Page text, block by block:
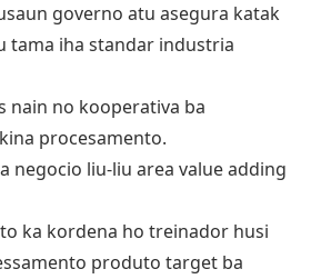
governo atu asegura katak
tama iha standar industria
nain no kooperativa ba
procesamento.
negocio liu-liu area value adding
ka kordena ho treinador husi
produto target ba